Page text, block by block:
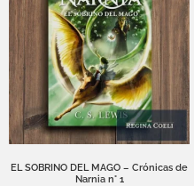
EL SOBRINO DEL MAGO – Crónicas de
Narnia n° 1